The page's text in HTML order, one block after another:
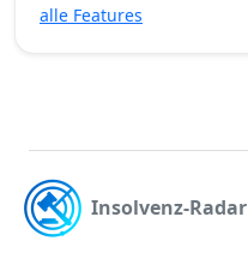
alle Features
Insolvenz-Radar